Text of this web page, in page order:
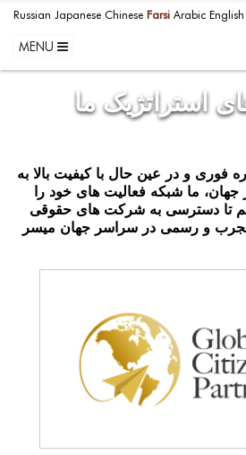
English
Arabic
Farsi
Chinese
Japanese
Russian
استراتژیک ما
فوری و در عین حال با کیفیت بالا به
ما شبکه فعالیت های خود را
تا دسترسی به شرکت های حقوقی
و رسمی در سراسر جهان میسر